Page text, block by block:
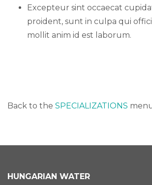
Excepteur sint occaecat
proident, sunt in culpa qui
mollit anim id est laborum.
Back to the SPECIALIZATIONS
HUNGARIAN WATER